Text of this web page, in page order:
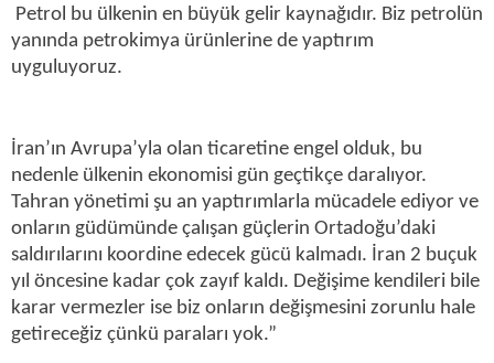
Petrol bu ülkenin en büyük gelir kaynağıdır. Biz petrolün
yanında petrokimya ürünlerine de yaptırım
uyguluyoruz.
İran’ın Avrupa’yla olan ticaretine engel olduk, bu
nedenle ülkenin ekonomisi gün geçtikçe daralıyor.
Tahran yönetimi şu an yaptırımlarla mücadele ediyor ve
onların güdümünde çalışan güçlerin Ortadoğu’daki
saldırılarını koordine edecek gücü kalmadı. İran 2 buçuk
yıl öncesine kadar çok zayıf kaldı. Değişime kendileri bile
karar vermezler ise biz onların değişmesini zorunlu hale
getireceğiz çünkü paraları yok.”